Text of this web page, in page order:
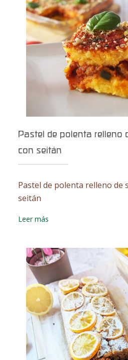
Pastel de polenta relleno
con seitán
Pastel de polenta relleno de
seitán
Leer más